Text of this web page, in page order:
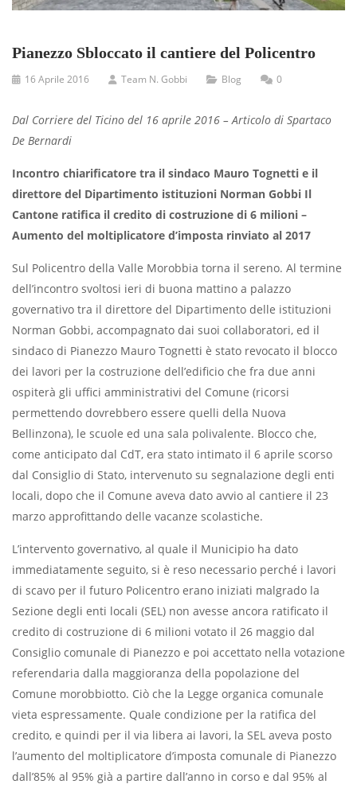
Pianezzo Sbloccato il cantiere del Policentro
16 Aprile 2016 Team N. Gobbi Blog 0
Dal Corriere del Ticino del 16 aprile 2016 – Articolo di Spartaco
De Bernardi
Incontro chiarificatore tra il sindaco Mauro Tognetti e il
direttore del Dipartimento istituzioni Norman Gobbi Il
Cantone ratifica il credito di costruzione di 6 milioni –
Aumento del moltiplicatore d’imposta rinviato al 2017
Sul Policentro della Valle Morobbia torna il sereno. Al termine
dell’incontro svoltosi ieri di buona mattino a palazzo
governativo tra il direttore del Dipartimento delle istituzioni
Norman Gobbi, accompagnato dai suoi collaboratori, ed il
sindaco di Pianezzo Mauro Tognetti è stato revocato il blocco
dei lavori per la costruzione dell’edificio che fra due anni
ospiterà gli uffici amministrativi del Comune (ricorsi
permettendo dovrebbero essere quelli della Nuova
Bellinzona), le scuole ed una sala polivalente. Blocco che,
come anticipato dal CdT, era stato intimato il 6 aprile scorso
dal Consiglio di Stato, intervenuto su segnalazione degli enti
locali, dopo che il Comune aveva dato avvio al cantiere il 23
marzo approfittando delle vacanze scolastiche.
L’intervento governativo, al quale il Municipio ha dato
immediatamente seguito, si è reso necessario perché i lavori
di scavo per il futuro Policentro erano iniziati malgrado la
Sezione degli enti locali (SEL) non avesse ancora ratificato il
credito di costruzione di 6 milioni votato il 26 maggio dal
Consiglio comunale di Pianezzo e poi accettato nella votazione
referendaria dalla maggioranza della popolazione del
Comune morobbiotto. Ciò che la Legge organica comunale
vieta espressamente. Quale condizione per la ratifica del
credito, e quindi per il via libera ai lavori, la SEL aveva posto
l’aumento del moltiplicatore d’imposta comunale di Pianezzo
dall’85% al 95% già a partire dall’anno in corso e dal 95% al